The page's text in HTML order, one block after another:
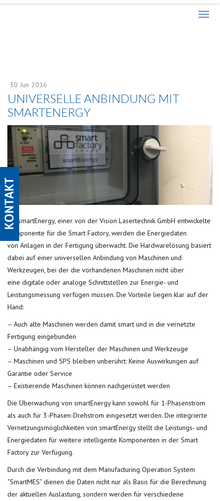
30 Jun 2016
UNIVERSELLE ANBINDUNG MIT
SMARTENERGY
Mit smartEnergy, einer von der Vision Lasertechnik GmbH entwickelte
Komponente für die Smart Factory, werden die Energiedaten
von Anlagen in der Fertigung überwacht. Die Hardwarelösung basiert
dabei auf einer universellen Anbindung von Maschinen und
Werkzeugen, bei der die vorhandenen Maschinen nicht über
eine digitale oder analoge Schnittstellen zur Energie- und
Leistungsmessung verfügen müssen. Die Vorteile liegen klar auf der
Hand:
– Auch alte Maschinen werden damit smart und in die vernetzte
Fertigung eingebunden
– Unabhängig vom Hersteller der Maschinen und Werkzeuge
– Maschinen und SPS bleiben unberührt: Keine Auswirkungen auf
Garantie oder Service
– Existierende Maschinen können nachgerüstet werden
Die Überwachung von smartEnergy kann sowohl für 1-Phasenstrom
als auch für 3-Phasen-Drehstrom eingesetzt werden. Die integrierte
Vernetzungsmöglichkeiten von smartEnergy stellt die Leistungs- und
Energiedaten für weitere intelligente Komponenten in der Smart
Factory zur Verfügung.
Durch die Verbindung mit dem Manufacturing Operation System
“SmartMES” dienen die Daten nicht nur als Basis für die Berechnung
der aktuellen Auslastung, sondern werden für verschiedene